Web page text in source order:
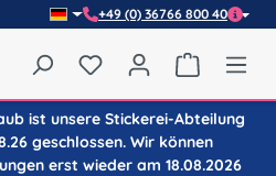
+49 (0) 36766 800 40
Du hast 0 Produkte
ist unsere Stickerei-Abteilung
geschlossen. Wir können
erst wieder am 18.08.2026